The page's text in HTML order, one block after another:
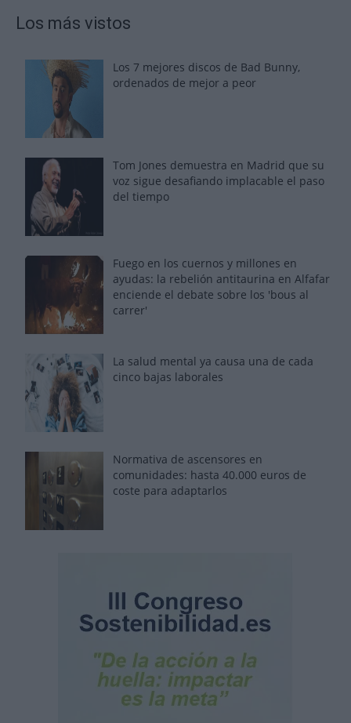
Los más vistos
Los 7 mejores discos de Bad Bunny,
ordenados de mejor a peor
Tom Jones demuestra en Madrid que su
voz sigue desafiando implacable el paso
del tiempo
Fuego en los cuernos y millones en
ayudas: la rebelión antitaurina en Alfafar
enciende el debate sobre los 'bous al
carrer'
La salud mental ya causa una de cada
cinco bajas laborales
Normativa de ascensores en
comunidades: hasta 40.000 euros de
coste para adaptarlos